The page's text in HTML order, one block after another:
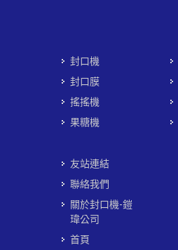
封口機
封口膜
搖搖機
果糖機
友站連結
聯絡我們
關於封口機-鎧
瑋公司
首頁